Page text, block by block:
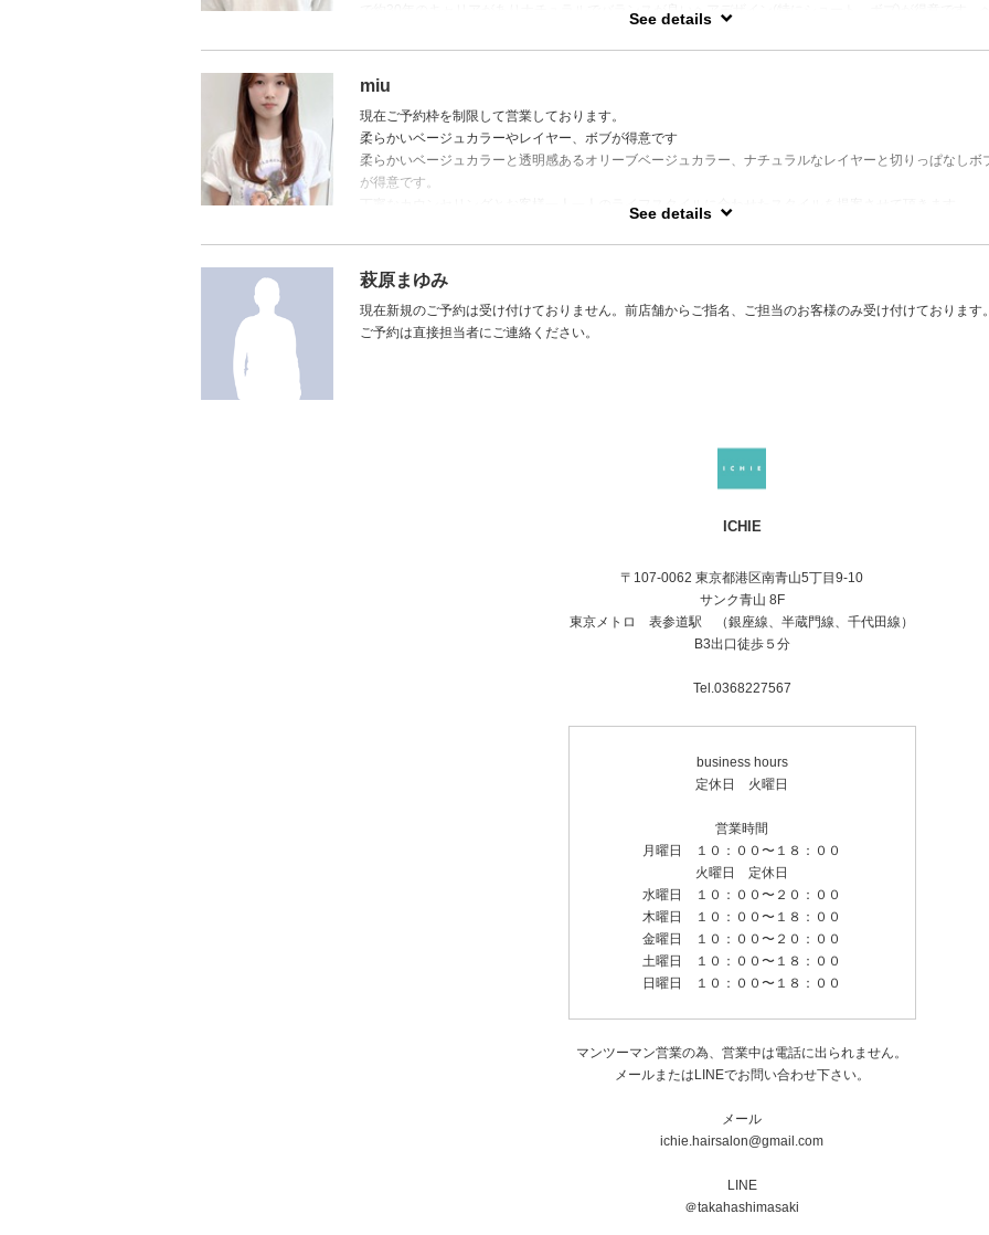
で約30年のキャリアがありナチュラルでバランスが良いヘアデザイン(特にショート、ボブ)が得意です。ヘ
一度ご来店いただきサロンの空気感を感じていただけたらと思っております。ご予約お待ちしております
See details
miu
現在ご予約枠を制限して営業しております。
柔らかいベージュカラーやレイヤー、ボブが得意です
柔らかいベージュカラーと透明感あるオリーブベージュカラー、ナチュラルなレイヤーと切りっぱなしボ
が得意です。
丁寧なカウンセリングとお客様一人一人のライフスタイルに合わせたスタイルを提案させて頂きます。
See details
萩原まゆみ
現在新規のご予約は受け付けておりません。前店舗からご指名、ご担当のお客様のみ受け付けております。
ご予約は直接担当者にご連絡ください。
ICHIE
〒107-0062 東京都港区南青山5丁目9-10
サンク青山 8F
東京メトロ 表参道駅 （銀座線、半蔵門線、千代田線）
B3出口徒歩５分
Tel.0368227567
business hours
定休日 火曜日
営業時間
月曜日 １０：００〜１８：００
火曜日 定休日
水曜日 １０：００〜２０：００
木曜日 １０：００〜１８：００
金曜日 １０：００〜２０：００
土曜日 １０：００〜１８：００
日曜日 １０：００〜１８：００
マンツーマン営業の為、営業中は電話に出られません。
メールまたはLINEでお問い合わせ下さい。
メール
ichie.hairsalon@gmail.com
LINE
＠takahashimasaki